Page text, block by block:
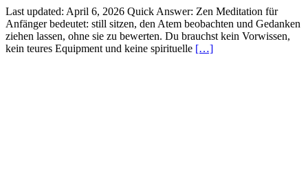
Last updated: April 6, 2026 Quick Answer: Zen Meditation für
Anfänger bedeutet: still sitzen, den Atem beobachten und Gedanken
ziehen lassen, ohne sie zu bewerten. Du brauchst kein Vorwissen,
kein teures Equipment und keine spirituelle […]